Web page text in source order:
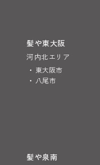
髪や東大阪
河内北エリア
東大阪市
八尾市
髪や泉南